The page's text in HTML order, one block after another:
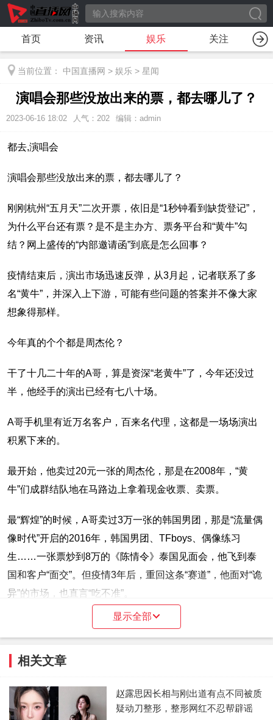
首页 资讯 娱乐 关注
当前位置： 中国直播网 > 娱乐 > 星闻
演唱会那些没放出来的票，都去哪儿了？
2023-06-16 18:02 人气： 202 编辑：admin
都去,演唱会
演唱会那些没放出来的票，都去哪儿了？
刚刚杭州“五月天”二次开票，依旧是“1秒钟看到缺货登记”，
为什么平台还有票？是不是主办方、票务平台和“黄牛”勾
结？网上盛传的“内部邀请函”到底是怎么回事？
疫情结束后，演出市场迅速反弹，从3月起，记者联系了多
名“黄牛”，并深入上下游，可能有些问题的答案并不像大家
想象得那样。
今年真的个个都是周杰伦？
干了十几二十年的A哥，算是资深“老黄牛”了，今年还没过
半，他经手的演出已经有七八十场。
A哥手机里有近万名客户，百来名代理，这都是一场场演出
积累下来的。
最开始，他卖过20元一张的周杰伦，那是在2008年，“黄
牛”们成群结队地在马路边上拿着现金收票、卖票。
最“辉煌”的时候，A哥卖过3万一张的韩国男团，那是“流量偶
像时代”开启的2016年，韩国男团、TFboys、偶像练习
生……一张票炒到8万的《陈情令》泰国见面会，他飞到泰
国和客户“面交”。但疫情3年后，重回这条“赛道”，他面对“诡
异”的市场，也直言“吃不准”。
A哥“盘了盘”他知道的市面，“往年一些原价或者打折才会拿
的明星演唱会票，如今往往溢价甚至翻倍。”
下的2场，溢价也在百元不等。但今年张杰西安演唱会，一
张580的票可以卖到2500：“我客户想看任贤齐，499的票价
显示全部
相关文章
赵露思因长相与刚出道有点不同被质
疑动刀整形，整形网红不忍帮辟谣